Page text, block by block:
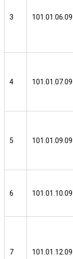
3 101.01.06.09
4 101.01.07.09
5 101.01.09.09
6 101.01.10.09
7 101.01.12.09